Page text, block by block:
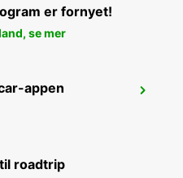
er fornyet!
se mer
appen
roadtrip